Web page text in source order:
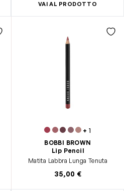
VAI AL PRODOTTO
+ 1
BOBBI BROWN
Lip Pencil
Matita Labbra Lunga Tenuta
35,00 €